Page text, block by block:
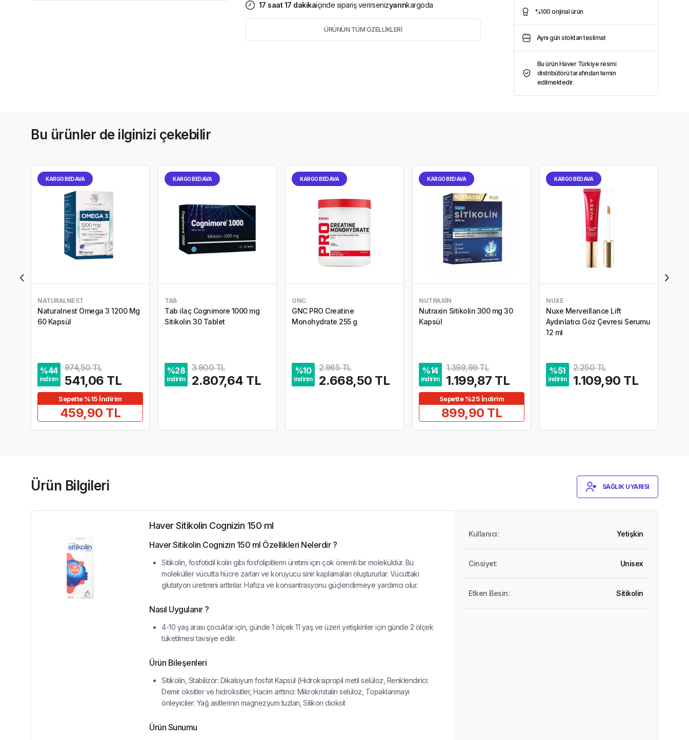
17 saat 17 dakikaiçinde sipariş verirsenizyarınkargoda
ÜRÜNÜN TÜM ÖZELLİKLERİ
%100 orijinal ürün
Aynı gün stoktan teslimat
Bu ürün Haver Türkiye resmi
distribütörü tarafından temin
edilmektedir.
Bu ürünler de ilginizi çekebilir
KARGO BEDAVA
NATURALNEST
Naturalnest Omega 3 1200 Mg
60 Kapsül
%44
indirim
974,50 TL
541,06 TL
Sepette %15 İndirim
459,90 TL
KARGO BEDAVA
TAB
Tab ilaç Cognimore 1000 mg
Sitikolin 30 Tablet
%28
indirim
3.900 TL
2.807,64 TL
KARGO BEDAVA
GNC
GNC PRO Creatine
Monohydrate 255 g
%10
indirim
2.965 TL
2.668,50 TL
KARGO BEDAVA
NUTRAXIN
Nutraxin Sitikolin 300 mg 30
Kapsül
%14
indirim
1.399,99 TL
1.199,87 TL
Sepette %25 İndirim
899,90 TL
KARGO BEDAVA
NUXE
Nuxe Merveillance Lift
Aydınlatıcı Göz Çevresi Serumu
12 ml
%51
indirim
2.250 TL
1.109,90 TL
Ürün Bilgileri SAĞLIK UYARISI
Haver Sitikolin Cognizin 150 ml
Haver Sitikolin Cognizin 150 ml Özellikleri Nelerdir ?
Sitikolin, fosfotidil kolin gibi fosfolipitlerin üretimi için çok önemli bir moleküldür. Bu
moleküller vücutta hücre zarları ve koruyucu sinir kaplamaları oluştururlar. Vücuttaki
glutatyon üretimini arttırılar. Hafıza ve konsantrasyonu güçlendirmeye yardımcı olur.
Nasıl Uygulanır ?
4-10 yaş arası çocuklar için, günde 1 ölçek 11 yaş ve üzeri yetişkinler için günde 2 ölçek
tüketilmesi tavsiye edilir.
Ürün Bileşenleri
Sitikolin, Stabilizör: Dikalsiyum fosfat Kapsül (Hidroksipropil metil selüloz, Renklendirici:
Demir oksitler ve hidroksitler, Hacim arttırıcı: Mikrokristalin selüloz, Topaklanmayı
önleyiciler: Yağ asitlerinin magnezyum tuzları, Silikon dioksit
Ürün Sunumu
Kullanıcı: Yetişkin
Cinsiyet: Unisex
Etken Besin: Sitikolin